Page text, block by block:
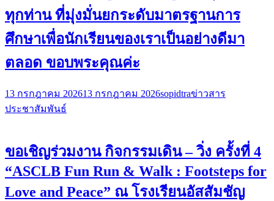
ทุกท่าน ที่มุ่งมั่นยกระดับมาตรฐานการ
ศึกษาเพื่อนักเรียนของเราเป็นอย่างดีมา
ตลอด ขอบพระคุณค่ะ
13 กรกฎาคม 202613 กรกฎาคม 2026sopidtraข่าวสาร
ประชาสัมพันธ์
ขอเชิญร่วมงาน กิจกรรมเดิน – วิ่ง ครั้งที่ 4
“ASCLB Fun Run & Walk : Footsteps for
Love and Peace” ณ โรงเรียนอัสสัมชัญ